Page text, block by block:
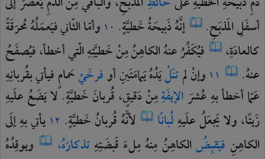
أسفَلِالمَذبَحِ. إنَّهُذَبيحَةُخَطيَّةٍ. ١٠ وأمّاالثّانيفيَعمَلُهُمُحرَقَةً
كالعادَةِ،
فيُكَفِّرُعنهُالكاهِنُمِنْخَطيَّتِهِالّتيأخطأ،فيُصفَحُ
عنهُ.
١١ وإنْلمتنَلْيَدُهُيَمامَتَينِأوفرخَيْحَمامٍفيأتيبقُربانِهِ
عَمّاأخطأبهِعُشرَالإيفَةِمِنْدَقيقٍ،قُربانَخَطيَّةٍ.لايَضَعُعلَيهِ
زَيتًا،ولايَجعَلُعلَيهِلُبانًا لأنَّهُقُربانُخَطيَّةٍ. ١٢ يأتيبهِإلَى
الكاهِنِفيَقبِضُالكاهِنُمِنهُمِلءَقَبضَتِهِ تذكارَهُ،
ويوقِدُهُ